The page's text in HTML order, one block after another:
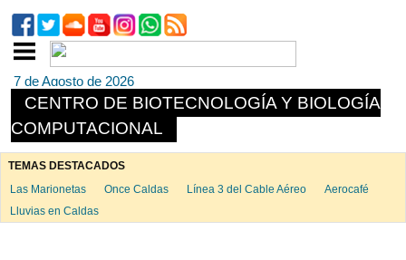
7 de Agosto de 2026
CENTRO DE BIOTECNOLOGÍA Y BIOLOGÍA
COMPUTACIONAL
TEMAS DESTACADOS
Las Marionetas
Once Caldas Línea 3 del Cable Aéreo
Aerocafé
Lluvias en Caldas